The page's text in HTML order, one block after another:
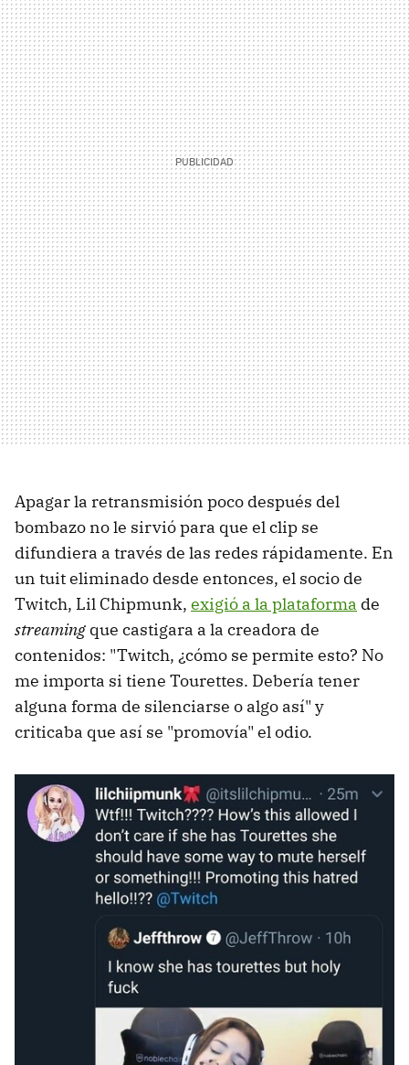
Apagar la retransmisión poco después del
bombazo no le sirvió para que el clip se
difundiera a través de las redes rápidamente. En
un tuit eliminado desde entonces, el socio de
Twitch, Lil Chipmunk, exigió a la plataforma de
streaming que castigara a la creadora de
contenidos: "Twitch, ¿cómo se permite esto? No
me importa si tiene Tourettes. Debería tener
alguna forma de silenciarse o algo así" y
criticaba que así se "promovía" el odio.